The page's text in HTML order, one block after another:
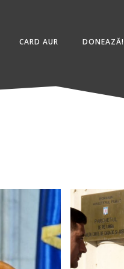
CARD AUR DONEAZĂ!